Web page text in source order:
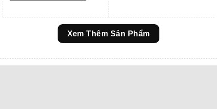
phẩm
thể.
Xem Thêm Sản Phẩm